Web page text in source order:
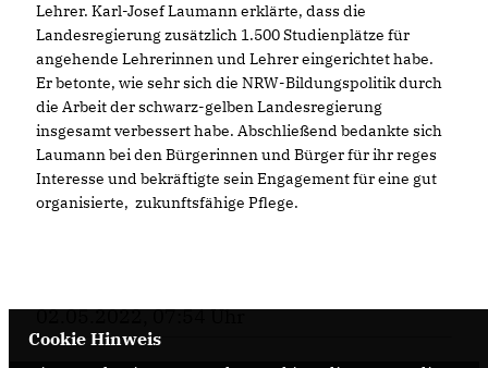
Lehrer. Karl-Josef Laumann erklärte, dass die
Landesregierung zusätzlich 1.500 Studienplätze für
angehende Lehrerinnen und Lehrer eingerichtet habe.
Er betonte, wie sehr sich die NRW-Bildungspolitik durch
die Arbeit der schwarz-gelben Landesregierung
insgesamt verbessert habe. Abschließend bedankte sich
Laumann bei den Bürgerinnen und Bürger für ihr reges
Interesse und bekräftigte sein Engagement für eine gut
organisierte, zukunftsfähige Pflege.
02.05.2022, 07:54 Uhr
Cookie Hinweis